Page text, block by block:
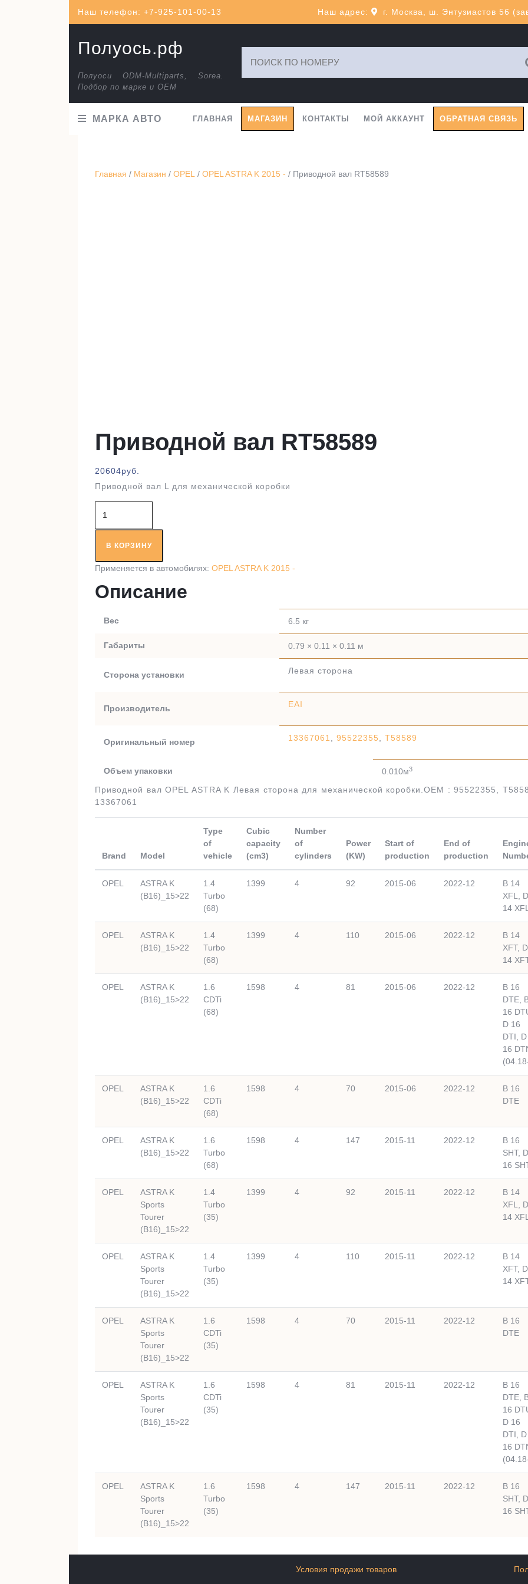
Наш телефон: +7-925-101-00-13 Наш адрес: г. Москва, ш. Энтузиастов 56
Полуось.рф
Полуоси ODM-Multiparts, Sorea.
Подбор по марке и ОЕМ
МАРКА АВТО ГЛАВНАЯ МАГАЗИН КОНТАКТЫ МОЙ АККАУНТ ОБРАТНАЯ СВЯЗЬ
Главная / Магазин / OPEL / OPEL ASTRA K 2015 - / Приводной вал RT58589
Приводной вал RT58589
20604руб.
Приводной вал L для механической коробки
товара
Приводной
валВ КОРЗИНУ
Применяется в автомобилях: OPEL ASTRA K 2015 -
Описание
Вес 6.5 кг
Габариты 0.79 × 0.11 × 0.11 м
Сторона установки Левая сторона
Производитель EAI
Оригинальный номер 13367061, 95522355, T58589
Объем упаковки 0.010м3
Приводной вал OPEL ASTRA K Левая сторона для механической коробки.OEM : 95522355,
13367061
Brand Model
Type
of
vehicle
Cubic
capacity
(cm3)
Number
of
cylinders
Power
(KW)
Start of
production
End of
production
OPEL
ASTRA K
(B16)_15>22
1.4
Turbo
(68)
1399 4 92 2015-06 2022-12
B 14
XFL, D
14
OPEL
ASTRA K
(B16)_15>22
1.4
Turbo
(68)
1399 4 110 2015-06 2022-12
B 14
XFT, D
14
OPEL
ASTRA K
(B16)_15>22
1.6
CDTi
(68)
1598 4 81 2015-06 2022-12
B 16
DTE,
16
D 16
DTI, D
16
OPEL
ASTRA K
(B16)_15>22
1.6
CDTi
(68)
1598 4 70 2015-06 2022-12
B 16
DTE
OPEL
ASTRA K
(B16)_15>22
1.6
Turbo
(68)
1598 4 147 2015-11 2022-12
B 16
SHT, D
16
OPEL
ASTRA K
Sports
Tourer
(B16)_15>22
1.4
Turbo
(35)
1399 4 92 2015-11 2022-12
B 14
XFL, D
14
OPEL
ASTRA K
Sports
Tourer
(B16)_15>22
1.4
Turbo
(35)
1399 4 110 2015-11 2022-12
B 14
XFT, D
14
OPEL
ASTRA K
Sports
Tourer
(B16)_15>22
1.6
CDTi
(35)
1598 4 70 2015-11 2022-12
B 16
DTE
OPEL
ASTRA K
Sports
Tourer
(B16)_15>22
1.6
CDTi
(35)
1598 4 81 2015-11 2022-12
B 16
DTE,
16
D 16
DTI, D
16
OPEL
ASTRA K
Sports
Tourer
(B16)_15>22
1.6
Turbo
(35)
1598 4 147 2015-11 2022-12
B 16
SHT, D
16
Условия продажи товаров